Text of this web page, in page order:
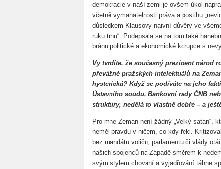
demokracie v naší zemi je ovšem úkol
včetně vymahatelnosti práva a postihu
důsledkem Klausovy naivní důvěry ve
ruku trhu“. Podepsala se na tom také
bránu politické a ekonomické korupce s
Vy tvrdíte, že současný prezident národ
převážně pražských intelektuálů na
hysterická? Když se podíváte na jeho
Ústavního soudu, Bankovní rady ČNB
struktury, nedělá to vlastně dobře – a
Pro mne Zeman není žádný „Velký satan“,
neměl pravdu v ničem, co kdy řekl.
bez mandátu voličů, parlamentu či vlády
našich spojenců na Západě směrem k
svým stylem chování a vyjadřování táhne